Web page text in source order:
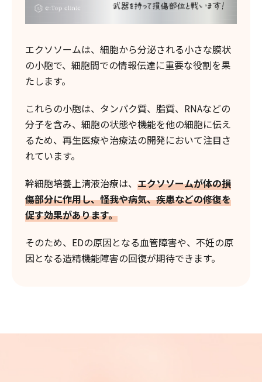
エクソソームは、細胞から分泌される小さな膜状
の小胞で、細胞間での情報伝達に重要な役割を果
たします。
これらの小胞は、タンパク質、脂質、RNAなどの
分子を含み、細胞の状態や機能を他の細胞に伝え
るため、再生医療や治療法の開発において注目さ
れています。
幹細胞培養上清液治療は、エクソソームが体の損
傷部分に作用し、怪我や病気、疾患などの修復を
促す効果があります。
そのため、EDの原因となる血管障害や、不妊の原
因となる造精機能障害の回復が期待できます。